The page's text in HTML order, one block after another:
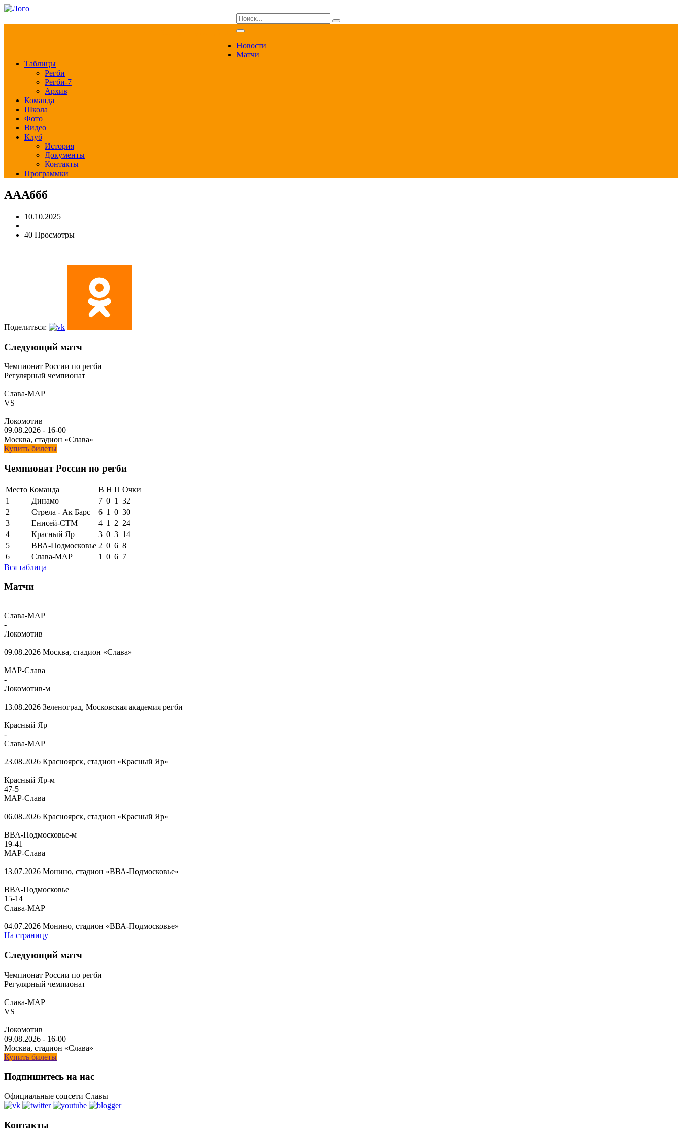
Новости
Матчи
Таблицы
Регби
Регби-7
Архив
Команда
Школа
Фото
Видео
Клуб
История
Документы
Контакты
Программки
АААббб
10.10.2025
40 Просмотры
Поделиться:
Следующий матч
Чемпионат России по регби
Регулярный чемпионат
Слава-МАР
VS
Локомотив
09.08.2026 - 16-00
Москва, стадион «Слава»
Купить билеты
Чемпионат России по регби
Место Команда В Н П Очки
1
Динамо 7 0 1
32
2
Стрела - Ак Барс 6 1 0 30
3
Енисей-СТМ 4 1 2 24
4
Красный Яр 3 0 3 14
5
ВВА-Подмосковье 2 0 6 8
6
Слава-МАР 1 0 6 7
Вся таблица
Матчи
Слава-МАР
-
Локомотив
09.08.2026 Москва, стадион «Слава»
МАР-Слава
-
Локомотив-м
13.08.2026 Зеленоград, Московская академия регби
Красный Яр
-
Слава-МАР
23.08.2026 Красноярск, стадион «Красный Яр»
Красный Яр-м
47-5
МАР-Слава
06.08.2026 Красноярск, стадион «Красный Яр»
ВВА-Подмосковье-м
19-41
МАР-Слава
13.07.2026 Монино, стадион «ВВА-Подмосковье»
ВВА-Подмосковье
15-14
Слава-МАР
04.07.2026 Монино, стадион «ВВА-Подмосковье»
На страницу
Следующий матч
Чемпионат России по регби
Регулярный чемпионат
Слава-МАР
VS
Локомотив
09.08.2026 - 16-00
Москва, стадион «Слава»
Купить билеты
Подпишитесь на нас
Официальные соцсети Славы
Контакты